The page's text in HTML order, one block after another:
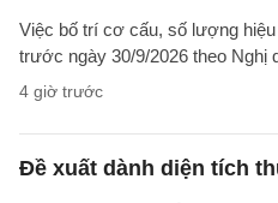
Việc bố trí cơ cấu, số lượng
trước ngày 30/9/2026 theo Nghị
4 giờ trước
Đề xuất dành diện tích